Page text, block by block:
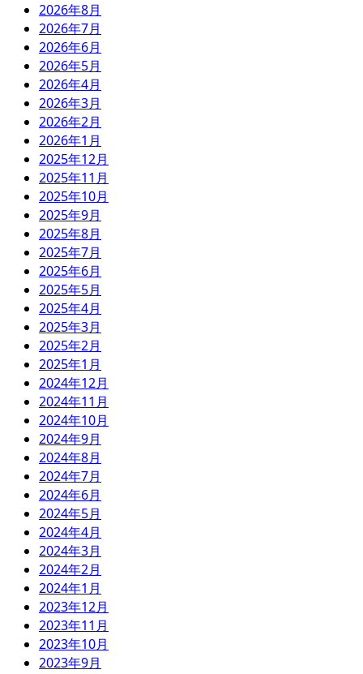
2026年8月
2026年7月
2026年6月
2026年5月
2026年4月
2026年3月
2026年2月
2026年1月
2025年12月
2025年11月
2025年10月
2025年9月
2025年8月
2025年7月
2025年6月
2025年5月
2025年4月
2025年3月
2025年2月
2025年1月
2024年12月
2024年11月
2024年10月
2024年9月
2024年8月
2024年7月
2024年6月
2024年5月
2024年4月
2024年3月
2024年2月
2024年1月
2023年12月
2023年11月
2023年10月
2023年9月